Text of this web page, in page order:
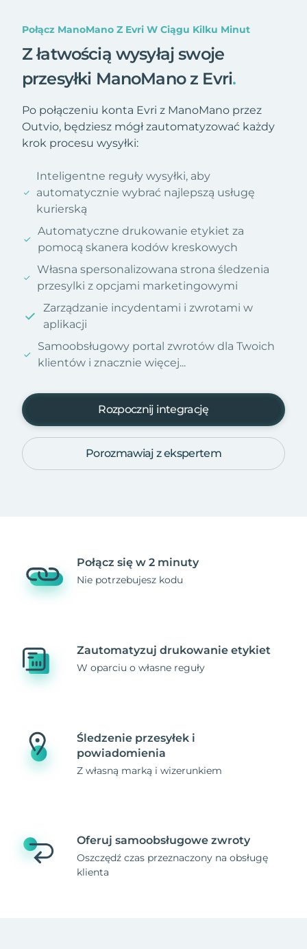
Połącz ManoMano Z Evri W Ciągu Kilku Minut
Z łatwością wysyłaj swoje
przesyłki ManoMano z Evri.
Po połączeniu konta Evri z ManoMano przez
Outvio, będziesz mógł zautomatyzować każdy
krok procesu wysyłki:
Inteligentne reguły wysyłki, aby
automatycznie wybrać najlepszą usługę
kurierską
Automatyczne drukowanie etykiet za
pomocą skanera kodów kreskowych
Własna spersonalizowana strona śledzenia
przesylki z opcjami marketingowymi
Zarządzanie incydentami i zwrotami w
aplikacji
Samoobsługowy portal zwrotów dla Twoich
klientów i znacznie więcej...
Rozpocznij integrację
Porozmawiaj z ekspertem
Połącz się w 2 minuty
Nie potrzebujesz kodu
Zautomatyzuj drukowanie etykiet
W oparciu o własne reguły
Śledzenie przesyłek i
powiadomienia
Z własną marką i wizerunkiem
Oferuj samoobsługowe zwroty
Oszczędź czas przeznaczony na obsługę
klienta